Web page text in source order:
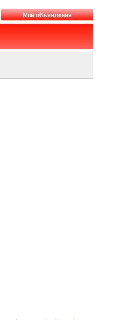
Мои объявления